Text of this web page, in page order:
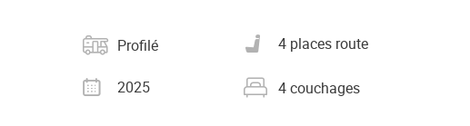
Catégorie
Profilé
Nombre de places carte
grise
4 places route
Année2025 Nombre de couchages
4 couchages